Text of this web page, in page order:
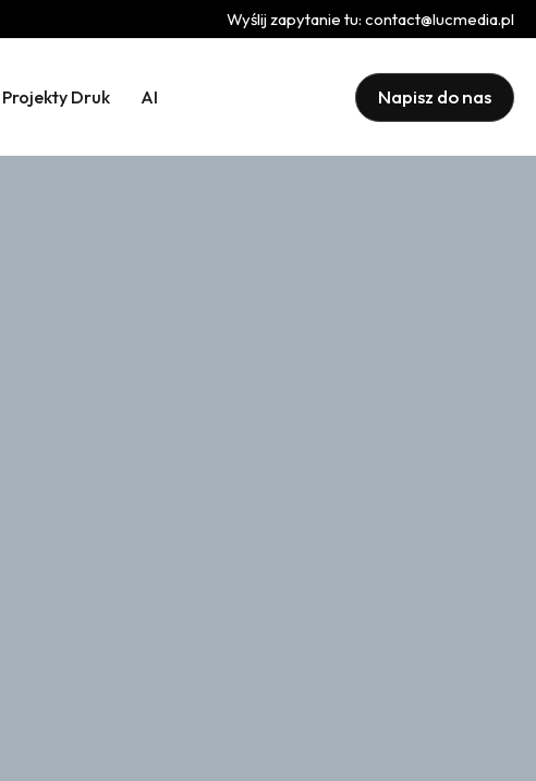
Wyślij zapytanie tu: contact@lucmedia.pl
Projekty Druk AI Napisz do nas